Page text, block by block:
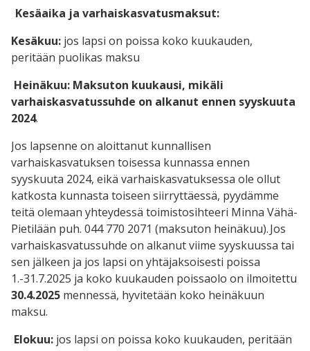
Kesäaika ja varhaiskasvatusmaksut:
Kesäkuu: jos lapsi on poissa koko kuukauden,
peritään puolikas maksu
Heinäkuu: Maksuton kuukausi, mikäli
varhaiskasvatussuhde on alkanut ennen syyskuuta
2024.
Jos lapsenne on aloittanut kunnallisen
varhaiskasvatuksen toisessa kunnassa ennen
syyskuuta 2024, eikä varhaiskasvatuksessa ole ollut
katkosta kunnasta toiseen siirryttäessä, pyydämme
teitä olemaan yhteydessä toimistosihteeri Minna Vähä-
Pietilään puh. 044 770 2071 (maksuton heinäkuu). Jos
varhaiskasvatussuhde on alkanut viime syyskuussa tai
sen jälkeen ja jos lapsi on yhtäjaksoisesti poissa
1.-31.7.2025 ja koko kuukauden poissaolo on ilmoitettu
30.4.2025 mennessä, hyvitetään koko heinäkuun
maksu.
Elokuu: jos lapsi on poissa koko kuukauden, peritään